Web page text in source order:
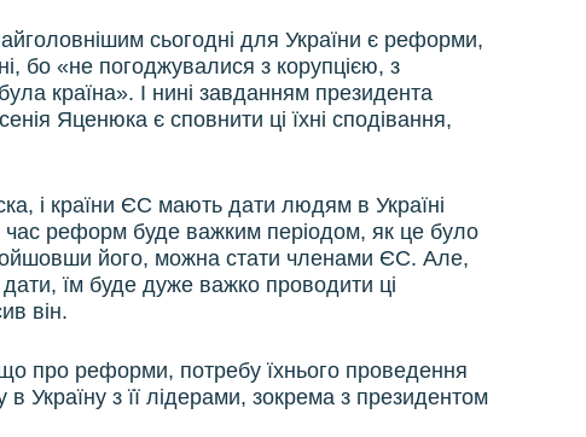
сьогодні для України є реформи,
бо «не погоджувалися з корупцією, з
країна». І нині завданням президента
Яценюка є сповнити ці їхні сподівання,
і країни ЄС мають дати людям в Україні
час реформ буде важким періодом, як це було
його, можна стати членами ЄС. Але,
їм буде дуже важко проводити ці
він.
про реформи, потребу їхнього проведення
в Україну з її лідерами, зокрема з президентом